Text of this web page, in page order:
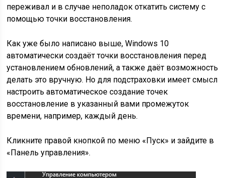
переживал и в случае неполадок откатить систему с
помощью точки восстановления.
Как уже было написано выше, Windows 10
автоматически создаёт точки восстановления перед
установлением обновлений, а также даёт возможность
делать это вручную. Но для подстраховки имеет смысл
настроить автоматическое создание точек
восстановление в указанный вами промежуток
времени, например, каждый день.
Кликните правой кнопкой по меню «Пуск» и зайдите в
«Панель управления».